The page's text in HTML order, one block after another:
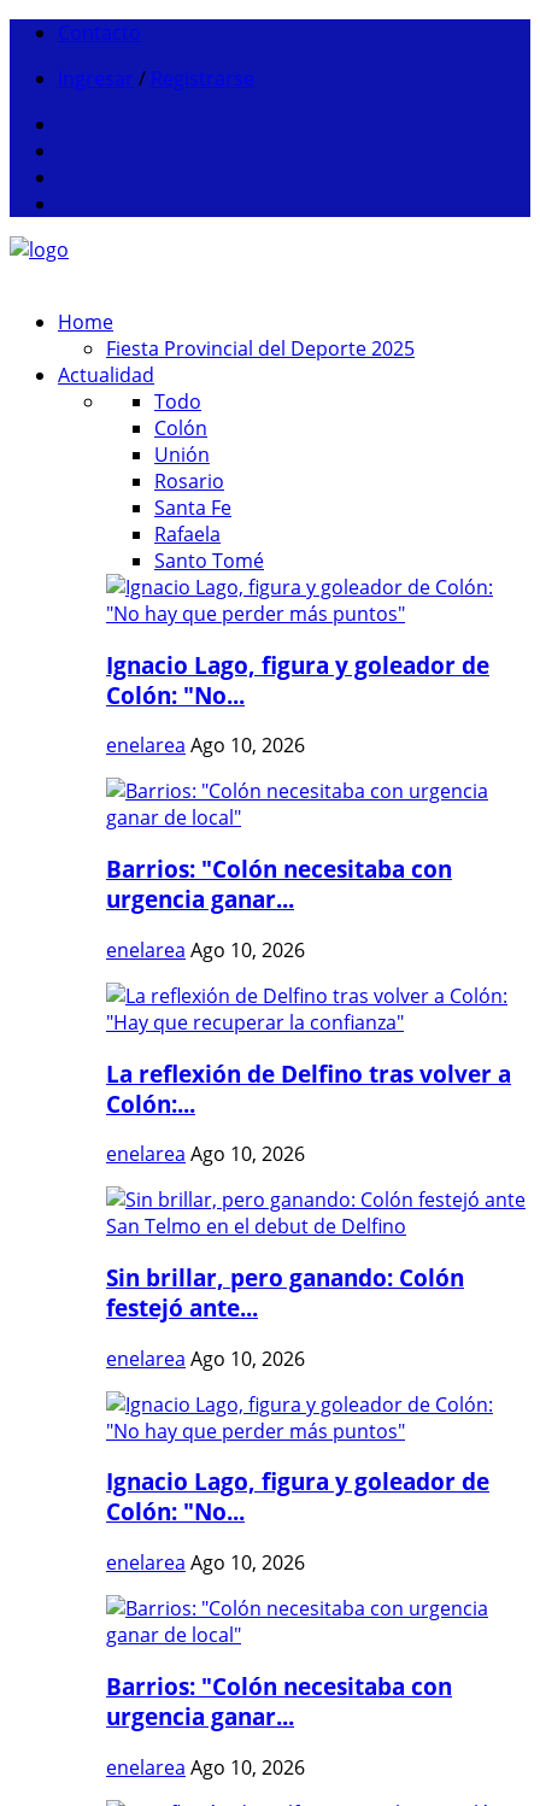
Contacto
Ingresar / Registrarse
Home
Fiesta Provincial del Deporte 2025
Actualidad
Todo
Colón
Unión
Rosario
Santa Fe
Rafaela
Santo Tomé
Ignacio Lago, figura y goleador de
Colón: "No...
enelarea Ago 10, 2026
Barrios: "Colón necesitaba con
urgencia ganar...
enelarea Ago 10, 2026
La reflexión de Delfino tras volver a
Colón:...
enelarea Ago 10, 2026
Sin brillar, pero ganando: Colón
festejó ante...
enelarea Ago 10, 2026
Ignacio Lago, figura y goleador de
Colón: "No...
enelarea Ago 10, 2026
Barrios: "Colón necesitaba con
urgencia ganar...
enelarea Ago 10, 2026